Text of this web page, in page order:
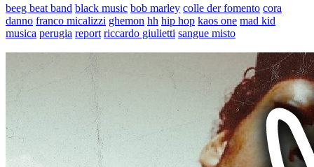
beeg beat band black music bob marley colle der fomento cora
danno franco micalizzi ghemon hh hip hop kaos one mad kid
musica perugia report riccardo giulietti sangue misto